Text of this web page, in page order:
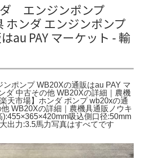
エンジンポンプ
ホンダ エンジンポンプ
au PAY マーケット - 輸
ンポンプ WB20Xの通販はau PAY マ
ダ 中古その他 WB20Xの詳細｜農機
天市場】ホンダ ポンプ wb20xの通
WB20Xの詳細｜農機具通販ノウキ
吸込側口径:50mm
出力:3.5馬力写真はすべてです